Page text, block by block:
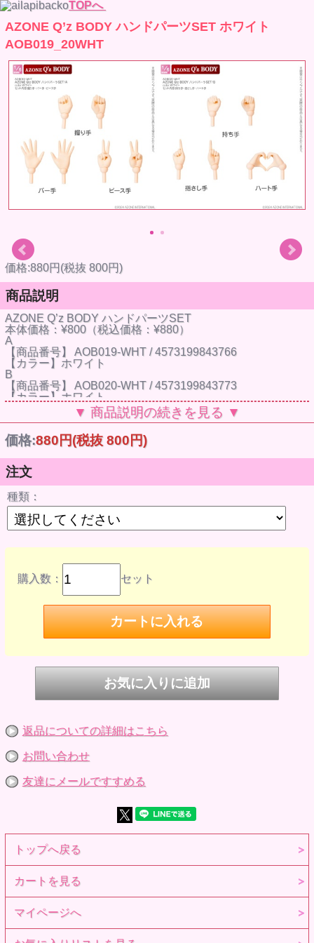
TOPへ
AZONE Q’z BODY ハンドパーツSET ホワイト
AOB019_20WHT
価格:880円(税抜 800円)
商品説明
AZONE Q’z BODY ハンドパーツSET
本体価格：¥800（税込価格：¥880）
A
【商品番号】 AOB019-WHT / 4573199843766
【カラー】ホワイト
B
【商品番号】 AOB020-WHT / 4573199843773
【カラー】ホワイト
【サイズ】1/6スケール
■適用素体：AZONE Q’z BODY
▼ 商品説明の続きを見る ▼
価格:880円(税抜 800円)
注文
種類：
購入数： セット
返品についての詳細はこちら
お問い合わせ
友達にメールですすめる
トップへ戻る
カートを見る
マイページへ